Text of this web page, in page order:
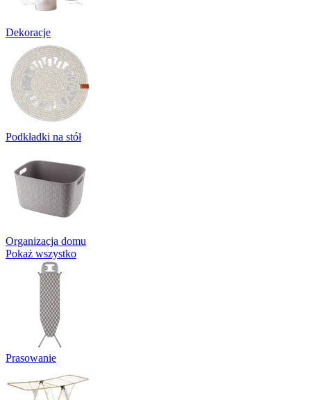
Dekoracje
Podkładki na stół
Organizacja domu
Pokaż wszystko
Prasowanie